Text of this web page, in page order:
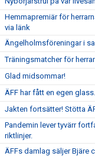
Hemmapremiär för
via länk
Ängelholmsföreningar i
Träningsmatcher för
Glad midsommar!
ÄFF har fått en egen glass.
Jakten fortsätter! Stötta
Pandemin lever tyvärr
riktlinjer.
ÄFFs damlag säljer Bjäre